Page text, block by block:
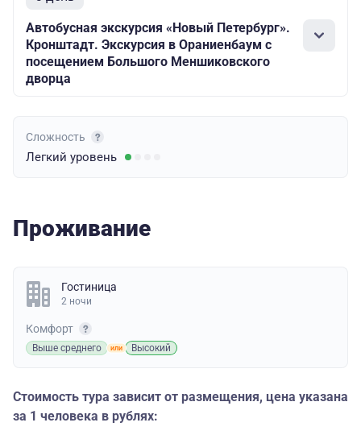
Автобусная экскурсия «Новый Петербург».
Кронштадт. Экскурсия в Ораниенбаум с
посещением Большого Меншиковского
дворца
Сложность
Легкий уровень
Проживание
Гостиница
2 ночи
Комфорт
Выше среднего Высокий
Стоимость тура зависит от размещения, цена указана
за 1 человека в рублях: